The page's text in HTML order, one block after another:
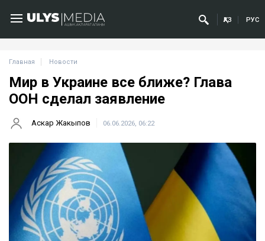
ҚАЗ РУС
Главная Новости
Мир в Украине все ближе? Глава
ООН сделал заявление
Аскар Жакыпов 06.06.2026, 06:22